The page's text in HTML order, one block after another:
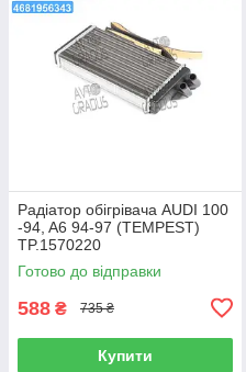
Радіатор обігрівача AUDI 100
-94, A6 94-97 (TEMPEST)
TP.1570220
Готово до відправки
588 ₴ 735 ₴
Купити